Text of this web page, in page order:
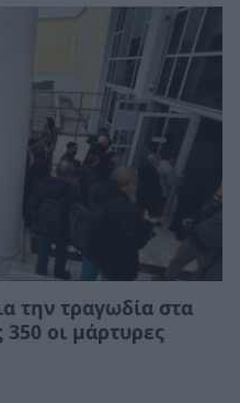
την τραγωδία στα
οι μάρτυρες